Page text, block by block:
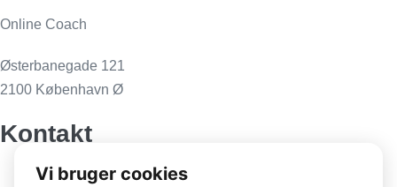
Online Coach
Østerbanegade 121
2100 København Ø
Kontakt
Tlf. 26113817